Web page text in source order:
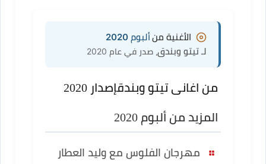
الأغنية منألبوم 2020
لـ تيتو وبندق ، صدر في عام 2020
من اغانى تيتو وبندقإصدار 2020
المزيد من ألبوم 2020
مهرجان الفلوس مع وليد العطار